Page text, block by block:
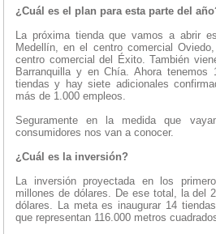
¿Cuál es el plan para esta parte del
La próxima tienda que vamos a abrir
Medellín, en el centro comercial
centro comercial del Éxito. También
Barranquilla y en Chía. Ahora
tiendas y hay siete adicionales
más de 1.000 empleos.
Seguramente en la medida que
consumidores nos van a conocer.
¿Cuál es la inversión?
La inversión proyectada en los
millones de dólares. De ese total, la del
dólares. La meta es inaugurar 14
que representan 116.000 metros